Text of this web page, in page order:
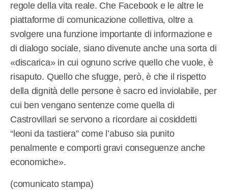
regole della vita reale. Che Facebook e le altre le
piattaforme di comunicazione collettiva, oltre a
svolgere una funzione importante di informazione e
di dialogo sociale, siano divenute anche una sorta di
«discarica» in cui ognuno scrive quello che vuole, è
risaputo. Quello che sfugge, però, è che il rispetto
della dignità delle persone è sacro ed inviolabile, per
cui ben vengano sentenze come quella di
Castrovillari se servono a ricordare ai cosiddetti
“leoni da tastiera” come l’abuso sia punito
penalmente e comporti gravi conseguenze anche
economiche».
(comunicato stampa)